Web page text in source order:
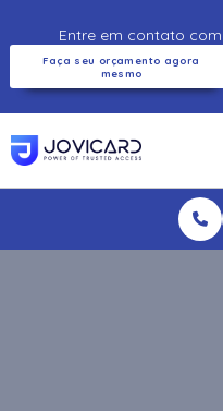
Entre em contato
Faça seu orçamento agora
mesmo